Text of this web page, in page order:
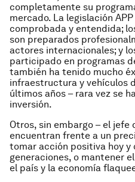
completamente su
mercado. La legislación
comprobada y entendida;
son preparados
actores internacionales; y
participado en programas
también ha tenido mucho
infraestructura y vehículos
últimos años – rara vez se
inversión.
Otros, sin embargo – el jefe
encuentran frente a un
tomar acción positiva hoy
generaciones, o mantener
el país y la economía